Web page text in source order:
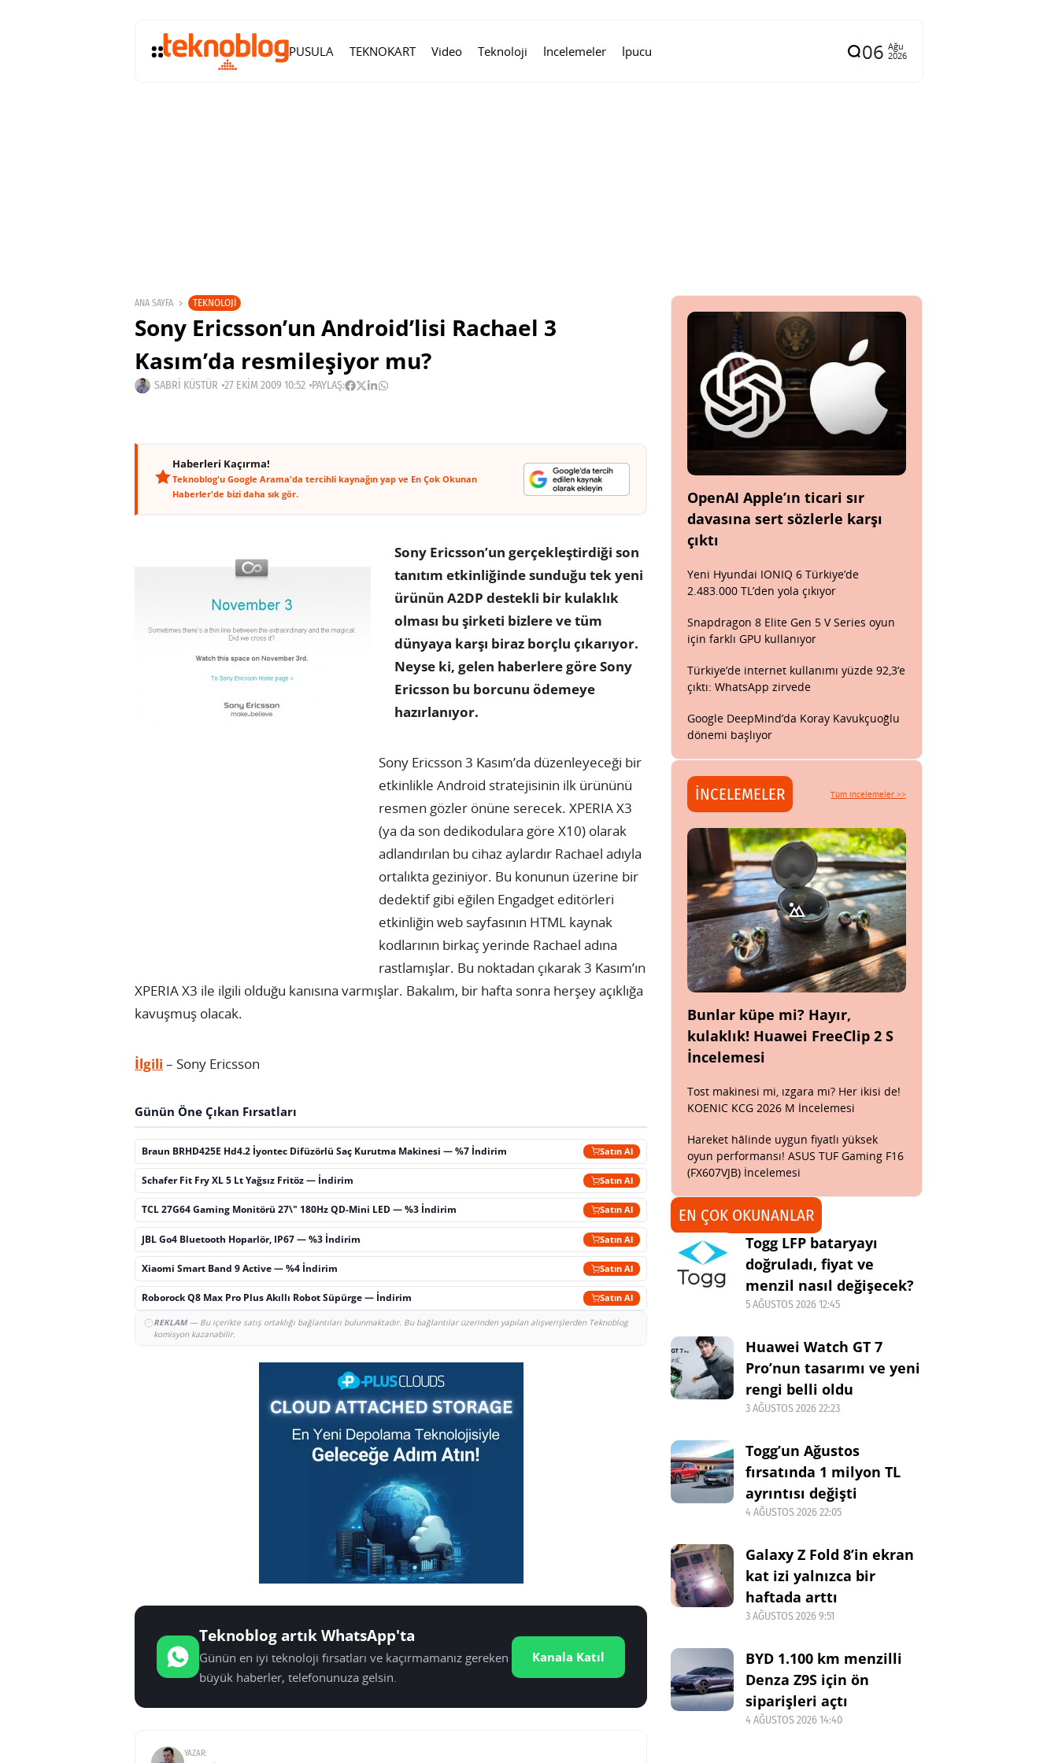
PUSULA TEKNOKART Video Teknoloji İncelemeler İpucu 06 Ağu
2026
ANA SAYFA TEKNOLOJI
Sony Ericsson’un Android’lisi Rachael 3
Kasım’da resmileşiyor mu?
SABRI KÜSTÜR 27 EKIM 2009 10:52 PAYLAŞ:
Haberleri Kaçırma!
Teknoblog'u Google Arama'da tercihli kaynağın yap ve En Çok Okunan
Haberler'de bizi daha sık gör.
Sony Ericsson’un gerçekleştirdiği son
tanıtım etkinliğinde sunduğu tek yeni
ürünün A2DP destekli bir kulaklık
olması bu şirketi bizlere ve tüm
dünyaya karşı biraz borçlu çıkarıyor.
Neyse ki, gelen haberlere göre Sony
Ericsson bu borcunu ödemeye
hazırlanıyor.
Sony Ericsson 3 Kasım’da düzenleyeceği bir
etkinlikle Android stratejisinin ilk ürününü
resmen gözler önüne serecek. XPERIA X3
(ya da son dedikodulara göre X10) olarak
adlandırılan bu cihaz aylardır Rachael adıyla
ortalıkta geziniyor. Bu konunun üzerine bir
dedektif gibi eğilen Engadget editörleri
etkinliğin web sayfasının HTML kaynak
kodlarının birkaç yerinde Rachael adına
rastlamışlar. Bu noktadan çıkarak 3 Kasım’ın
XPERIA X3 ile ilgili olduğu kanısına varmışlar. Bakalım, bir hafta sonra herşey açıklığa
kavuşmuş olacak.
İlgili – Sony Ericsson
Günün Öne Çıkan Fırsatları
Braun BRHD425E Hd4.2 İyontec Difüzörlü Saç Kurutma Makinesi — %7 İndirim Satın Al
Schafer Fit Fry XL 5 Lt Yağsız Fritöz — İndirim Satın Al
TCL 27G64 Gaming Monitörü 27\" 180Hz QD-Mini LED — %3 İndirim Satın Al
JBL Go4 Bluetooth Hoparlör, IP67 — %3 İndirim Satın Al
Xiaomi Smart Band 9 Active — %4 İndirim Satın Al
Roborock Q8 Max Pro Plus Akıllı Robot Süpürge — İndirim Satın Al
REKLAM— Bu içerikte satış ortaklığı bağlantıları bulunmaktadır. Bu bağlantılar üzerinden yapılan alışverişlerden Teknoblog
komisyon kazanabilir.
Teknoblog artık WhatsApp'ta
Günün en iyi teknoloji fırsatları ve kaçırmamanız gereken
büyük haberler, telefonunuza gelsin.
Kanala Katıl
YAZAR:
OpenAI Apple’ın ticari sır
davasına sert sözlerle karşı
çıktı
Yeni Hyundai IONIQ 6 Türkiye’de
2.483.000 TL’den yola çıkıyor
Snapdragon 8 Elite Gen 5 V Series oyun
için farklı GPU kullanıyor
Türkiye’de internet kullanımı yüzde 92,3’e
çıktı: WhatsApp zirvede
Google DeepMind’da Koray Kavukçuoğlu
dönemi başlıyor
İNCELEMELER Tüm incelemeler >>
Bunlar küpe mi? Hayır,
kulaklık! Huawei FreeClip 2 S
İncelemesi
Tost makinesi mi, ızgara mı? Her ikisi de!
KOENIC KCG 2026 M İncelemesi
Hareket hâlinde uygun fiyatlı yüksek
oyun performansı! ASUS TUF Gaming F16
(FX607VJB) İncelemesi
EN ÇOK OKUNANLAR
Togg LFP bataryayı
doğruladı, fiyat ve
menzil nasıl değişecek?
5 AĞUSTOS 2026 12:45
Huawei Watch GT 7
Pro’nun tasarımı ve yeni
rengi belli oldu
3 AĞUSTOS 2026 22:23
Togg’un Ağustos
fırsatında 1 milyon TL
ayrıntısı değişti
4 AĞUSTOS 2026 22:05
Galaxy Z Fold 8’in ekran
kat izi yalnızca bir
haftada arttı
3 AĞUSTOS 2026 9:51
BYD 1.100 km menzilli
Denza Z9S için ön
siparişleri açtı
4 AĞUSTOS 2026 14:40